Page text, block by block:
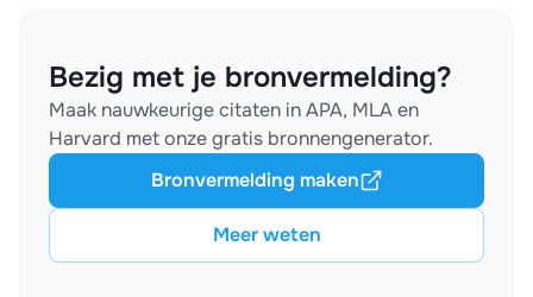
Bezig met je bronvermelding?
Maak nauwkeurige citaten in APA, MLA en
Harvard met onze gratis bronnengenerator.
Meer weten
Bronvermelding maken